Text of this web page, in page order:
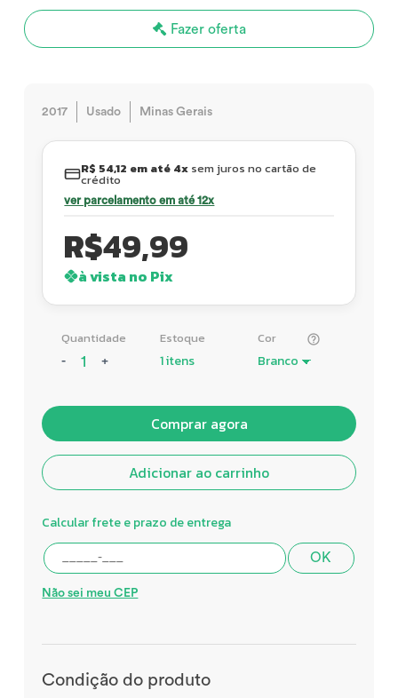
Fazer oferta
2017 Usado Minas Gerais
R$ 54,12 em até 4xsem juros no cartão de
crédito
ver parcelamento em até 12x
R$49,99
à vista no Pix
Quantidade
- +
Estoque
1 itens
Cor
Comprar agora
Adicionar ao carrinho
Calcular frete e prazo de entrega
OK
Não sei meu CEP
Condição do produto